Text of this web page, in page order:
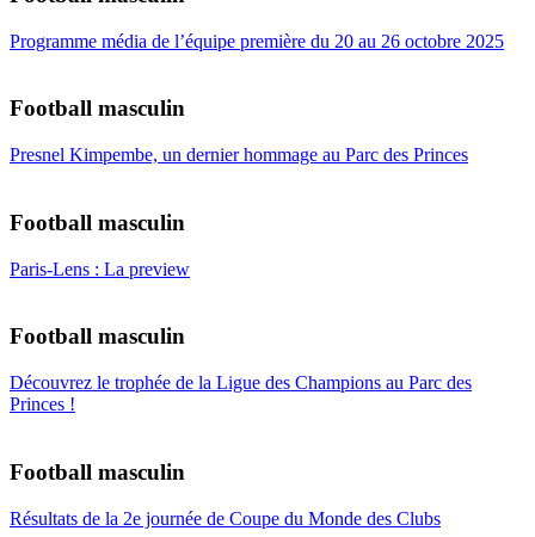
Programme média de l’équipe première du 20 au 26 octobre 2025
Football masculin
Presnel Kimpembe, un dernier hommage au Parc des Princes
Football masculin
Paris-Lens : La preview
Football masculin
Découvrez le trophée de la Ligue des Champions au Parc des
Princes !
Football masculin
Résultats de la 2e journée de Coupe du Monde des Clubs